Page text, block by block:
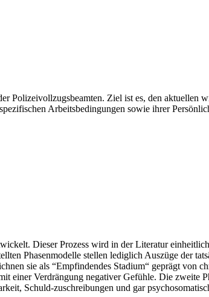
Polizeivollzugsbeamten. Ziel ist es, den aktuellen
Arbeitsbedingungen sowie ihrer
Dieser Prozess wird in der Literatur
Phasenmodelle stellen lediglich Auszüge der
sie als “Empfindendes Stadium“ geprägt von
einer Verdrängung negativer Gefühle. Die zweite
Schuld-zuschreibungen und gar